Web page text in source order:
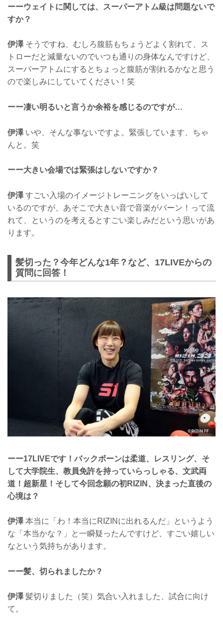
ーーウェイトに関しては、スーパーアトム級は問題ないで
すか？
伊澤そうですね、むしろ腹筋もちょうどよく割れて、ス
トローだと減量ないのでいつも通りの身体なんですけど、
スーパーアトムにするとちょっと腹筋が割れるかなと思う
ので楽しみにしていてください！笑
ーー凄い明るいと言うか余裕を感じるのですが…
伊澤いや、そんな事ないですよ。緊張しています、ちゃ
んと。笑
ーー大きい会場では緊張はしないですか？
伊澤すごい入場のイメージトレーニングをいっぱいして
いるのですが、あそこで大きい音で音楽がバーン！って流
れて、というのを考えるとすごい楽しみだという思いがあ
ります。
髪切った？今年どんな1年？など、17LIVEからの
質問に回答！
ーー17LIVEです！バックボーンは柔道、レスリング、そ
して大学院生、教員免許を持っていらっしゃる、文武両
道！超新星！そして今回念願の初RIZIN、決まった直後の
心境は？
伊澤本当に「わ！本当にRIZINに出れるんだ」というよう
な「本当かな？」と一瞬疑ったんですけど、すごい嬉しい
なという気持ちがあります。
ーー髪、切られましたか？
伊澤髪切りました（笑）気合い入れました、試合に向け
て。